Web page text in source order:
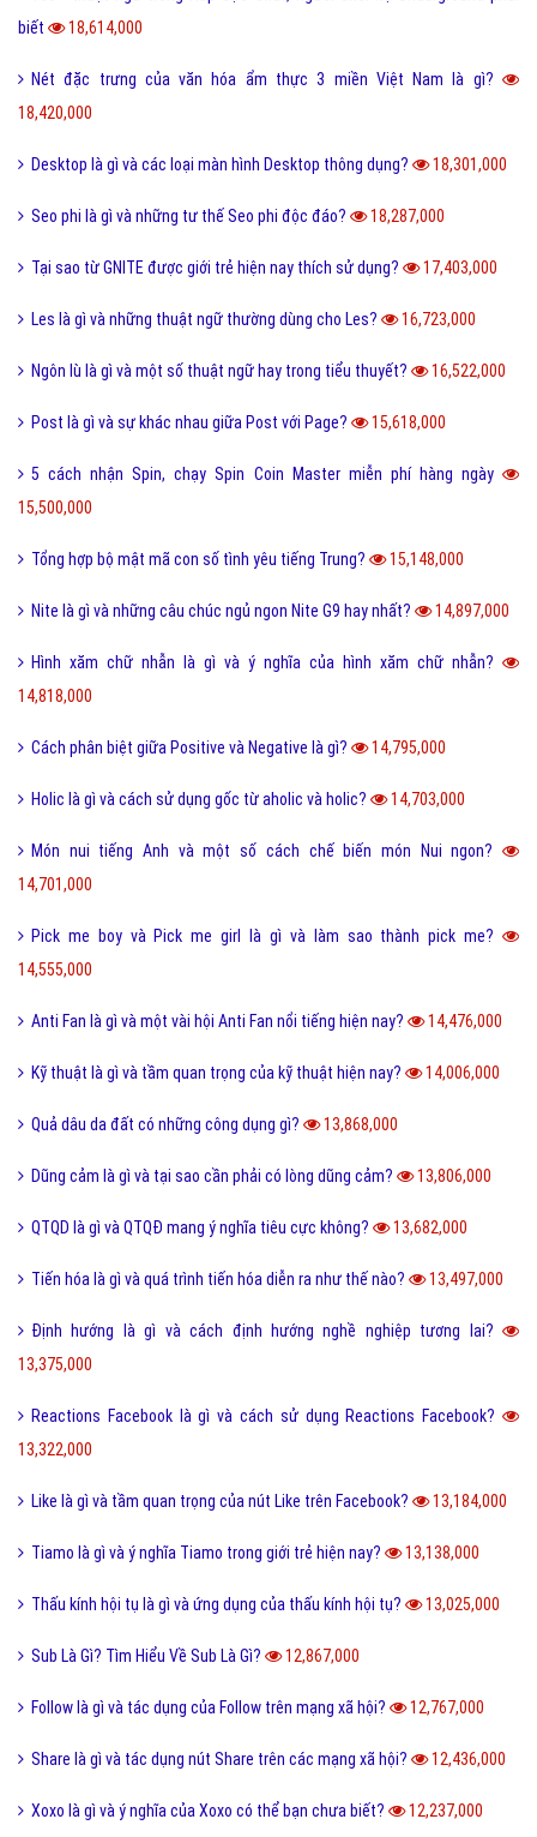
biết
18,614,000
Nét đặc trưng của văn hóa ẩm thực 3 miền Việt Nam là gì?
18,420,000
Desktop là gì và các loại màn hình Desktop thông dụng? 18,301,000
Seo phi là gì và những tư thế Seo phi độc đáo? 18,287,000
Tại sao từ GNITE được giới trẻ hiện nay thích sử dụng? 17,403,000
Les là gì và những thuật ngữ thường dùng cho Les? 16,723,000
Ngôn lù là gì và một số thuật ngữ hay trong tiểu thuyết? 16,522,000
Post là gì và sự khác nhau giữa Post với Page? 15,618,000
5 cách nhận Spin, chạy Spin Coin Master miễn phí hàng ngày
15,500,000
Tổng hợp bộ mật mã con số tình yêu tiếng Trung? 15,148,000
Nite là gì và những câu chúc ngủ ngon Nite G9 hay nhất? 14,897,000
Hình xăm chữ nhẫn là gì và ý nghĩa của hình xăm chữ nhẫn?
14,818,000
Cách phân biệt giữa Positive và Negative là gì? 14,795,000
Holic là gì và cách sử dụng gốc từ aholic và holic? 14,703,000
Món nui tiếng Anh và một số cách chế biến món Nui ngon?
14,701,000
Pick me boy và Pick me girl là gì và làm sao thành pick me?
14,555,000
Anti Fan là gì và một vài hội Anti Fan nổi tiếng hiện nay? 14,476,000
Kỹ thuật là gì và tầm quan trọng của kỹ thuật hiện nay? 14,006,000
Quả dâu da đất có những công dụng gì? 13,868,000
Dũng cảm là gì và tại sao cần phải có lòng dũng cảm? 13,806,000
QTQD là gì và QTQĐ mang ý nghĩa tiêu cực không? 13,682,000
Tiến hóa là gì và quá trình tiến hóa diễn ra như thế nào? 13,497,000
Định hướng là gì và cách định hướng nghề nghiệp tương lai?
13,375,000
Reactions Facebook là gì và cách sử dụng Reactions Facebook?
13,322,000
Like là gì và tầm quan trọng của nút Like trên Facebook? 13,184,000
Tiamo là gì và ý nghĩa Tiamo trong giới trẻ hiện nay? 13,138,000
Thấu kính hội tụ là gì và ứng dụng của thấu kính hội tụ? 13,025,000
Sub Là Gì? Tìm Hiểu Về Sub Là Gì? 12,867,000
Follow là gì và tác dụng của Follow trên mạng xã hội? 12,767,000
Share là gì và tác dụng nút Share trên các mạng xã hội? 12,436,000
Xoxo là gì và ý nghĩa của Xoxo có thể bạn chưa biết? 12,237,000